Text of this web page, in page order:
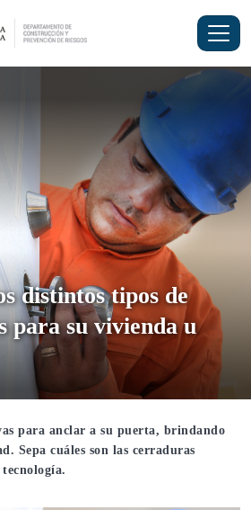
distintos tipos de
para su vivienda u
para anclar a su puerta, brindando
Sepa cuáles son las cerraduras